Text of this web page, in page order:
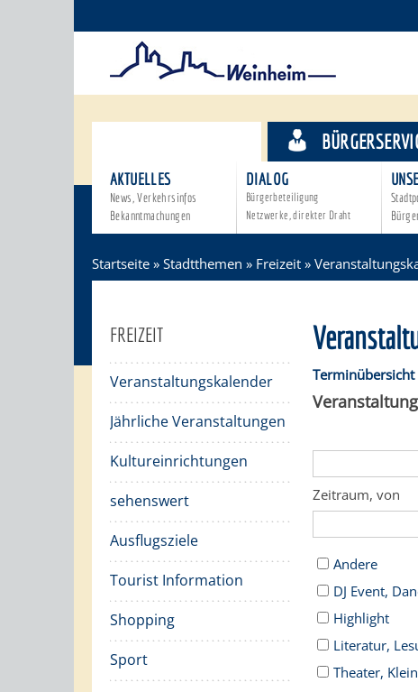
AKTUELLES
News, Verkehrsinfos
Bekanntmachungen
DIALOG
Bürgerbeteiligung
Netzwerke, direkter Draht
Startseite » Stadtthemen » Freizeit »
FREIZEIT
Veranstaltungskalender
Jährliche Veranstaltungen
Kultureinrichtungen
sehenswert
Ausflugsziele
Tourist Information
Shopping
Sport
Zeitraum, von
Andere
DJ Event,
Highlight
Literatur,
Theater,